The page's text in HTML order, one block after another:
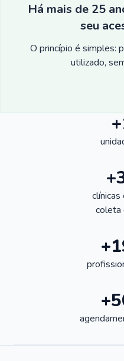
Há mais de 25
seu
O princípio é simples:
utilizado,
coleta